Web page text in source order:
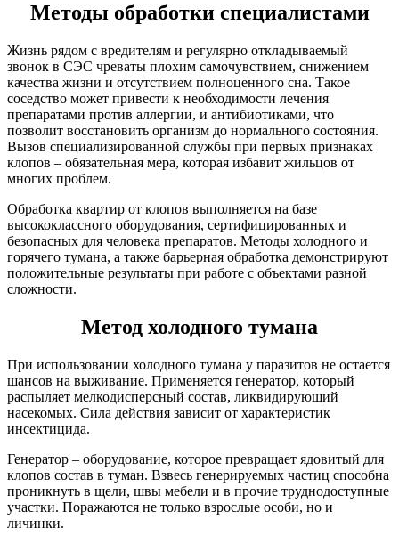
Методы обработки специалистами
Жизнь рядом с вредителям и регулярно откладываемый
звонок в СЭС чреваты плохим самочувствием, снижением
качества жизни и отсутствием полноценного сна. Такое
соседство может привести к необходимости лечения
препаратами против аллергии, и антибиотиками, что
позволит восстановить организм до нормального состояния.
Вызов специализированной службы при первых признаках
клопов – обязательная мера, которая избавит жильцов от
многих проблем.
Обработка квартир от клопов выполняется на базе
высококлассного оборудования, сертифицированных и
безопасных для человека препаратов. Методы холодного и
горячего тумана, а также барьерная обработка демонстрируют
положительные результаты при работе с объектами разной
сложности.
Метод холодного тумана
При использовании холодного тумана у паразитов не остается
шансов на выживание. Применяется генератор, который
распыляет мелкодисперсный состав, ликвидирующий
насекомых. Сила действия зависит от характеристик
инсектицида.
Генератор – оборудование, которое превращает ядовитый для
клопов состав в туман. Взвесь генерируемых частиц способна
проникнуть в щели, швы мебели и в прочие труднодоступные
участки. Поражаются не только взрослые особи, но и
личинки.